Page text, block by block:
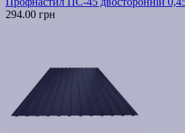
294.00 грн